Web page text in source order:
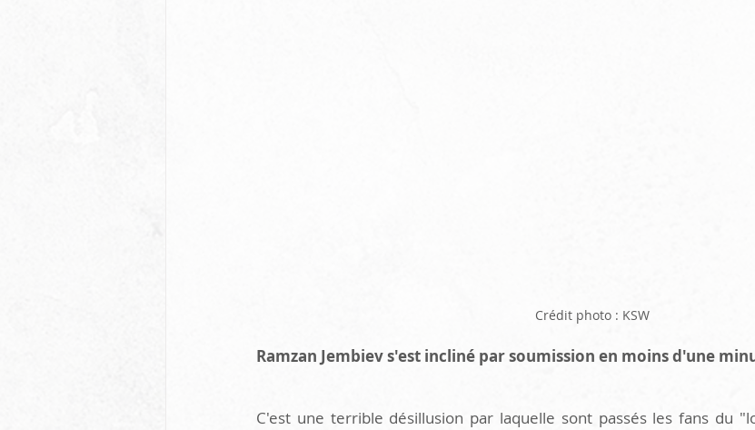
Crédit photo : KSW
Ramzan Jembiev s'est incliné par soumission en moins d'une
C'est une terrible désillusion par laquelle sont passés les fans du